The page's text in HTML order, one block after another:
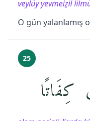
veylüy yevmeiẕil
O gün yalanlamış
25